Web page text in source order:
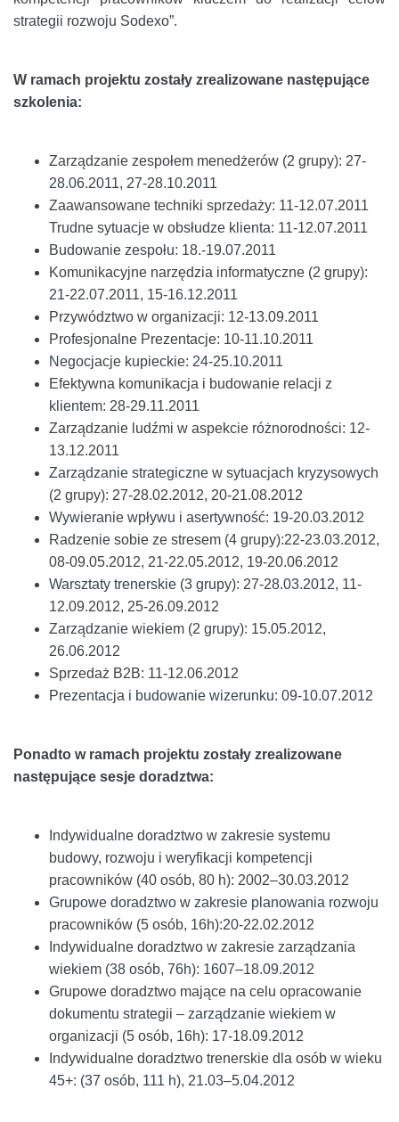
strategii rozwoju Sodexo”.
W ramach projektu zostały zrealizowane następujące
szkolenia:
Zarządzanie zespołem menedżerów (2 grupy): 27-
28.06.2011, 27-28.10.2011
Zaawansowane techniki sprzedaży: 11-12.07.2011
Trudne sytuacje w obsłudze klienta: 11-12.07.2011
Budowanie zespołu: 18.-19.07.2011
Komunikacyjne narzędzia informatyczne (2 grupy):
21-22.07.2011, 15-16.12.2011
Przywództwo w organizacji: 12-13.09.2011
Profesjonalne Prezentacje: 10-11.10.2011
Negocjacje kupieckie: 24-25.10.2011
Efektywna komunikacja i budowanie relacji z
klientem: 28-29.11.2011
Zarządzanie ludźmi w aspekcie różnorodności: 12-
13.12.2011
Zarządzanie strategiczne w sytuacjach kryzysowych
(2 grupy): 27-28.02.2012, 20-21.08.2012
Wywieranie wpływu i asertywność: 19-20.03.2012
Radzenie sobie ze stresem (4 grupy):22-23.03.2012,
08-09.05.2012, 21-22.05.2012, 19-20.06.2012
Warsztaty trenerskie (3 grupy): 27-28.03.2012, 11-
12.09.2012, 25-26.09.2012
Zarządzanie wiekiem (2 grupy): 15.05.2012,
26.06.2012
Sprzedaż B2B: 11-12.06.2012
Prezentacja i budowanie wizerunku: 09-10.07.2012
Ponadto w ramach projektu zostały zrealizowane
następujące sesje doradztwa:
Indywidualne doradztwo w zakresie systemu
budowy, rozwoju i weryfikacji kompetencji
pracowników (40 osób, 80 h): 2002–30.03.2012
Grupowe doradztwo w zakresie planowania rozwoju
pracowników (5 osób, 16h):20-22.02.2012
Indywidualne doradztwo w zakresie zarządzania
wiekiem (38 osób, 76h): 1607–18.09.2012
Grupowe doradztwo mające na celu opracowanie
dokumentu strategii – zarządzanie wiekiem w
organizacji (5 osób, 16h): 17-18.09.2012
Indywidualne doradztwo trenerskie dla osób w wieku
45+: (37 osób, 111 h), 21.03–5.04.2012